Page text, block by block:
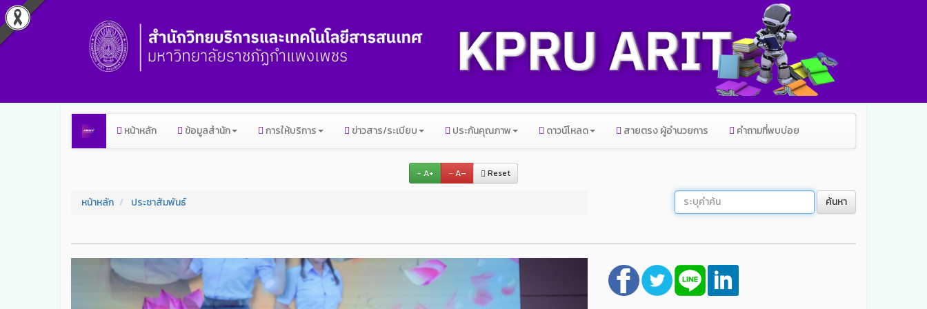
หน้าหลัก ข้อมูลสำนัก การให้บริการ ข่าวสาร/ระเบียบ ประกันคุณภาพ ดาวน์โหลด สายตรง ผู้อำนวยการ คำถามที่พบบ่อย
A+ A– Reset
หน้าหลัก ประชาสัมพันธ์ ค้นหา